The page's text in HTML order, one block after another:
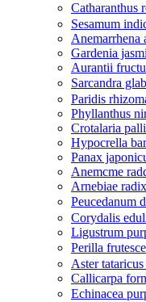
Catharanthus
Sesamum
Anemarrhena
Gardenia
Aurantii
Sarcandra
Paridis
Phyllanthus
Crotalaria
Hypocrella
Panax
Anemcme
Arnebiae radix
Peucedanum
Corydalis
Ligustrum
Perilla
Aster
Callicarpa
Echinacea